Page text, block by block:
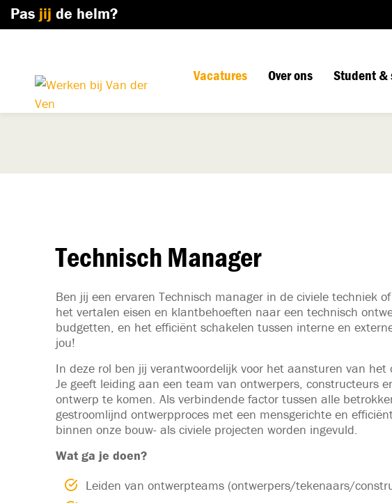
Pas jij de helm?
Vacatures Over ons Student &
Technisch Manager
Ben jij een ervaren Technisch manager in de civiele techniek
het vertalen eisen en klantbehoeften naar een technisch
budgetten, en het efficiënt schakelen tussen interne en
jou!
In deze rol ben jij verantwoordelijk voor het aansturen van
Je geeft leiding aan een team van ontwerpers, constructeurs
ontwerp te komen. Als verbindende factor tussen alle
gestroomlijnd ontwerpproces met een mensgerichte en
binnen onze bouw- als civiele projecten worden ingevuld.
Wat ga je doen?
Leiden van ontwerpteams (ontwerpers/tekenaars/